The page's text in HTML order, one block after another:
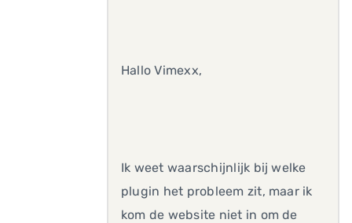
Hallo Vimexx,
Ik weet waarschijnlijk bij welke
plugin het probleem zit, maar ik
kom de website niet in om de